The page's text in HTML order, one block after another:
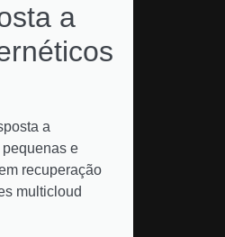
a
a
e
recuperação
multicloud